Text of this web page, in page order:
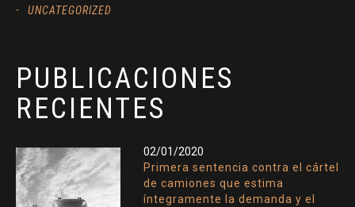
UNCATEGORIZED
PUBLICACIONES
RECIENTES
02/01/2020
Primera sentencia contra el cártel
de camiones que estima
íntegramente la demanda y el